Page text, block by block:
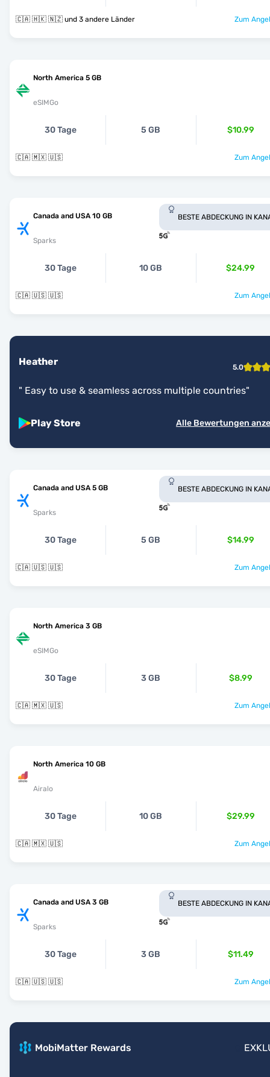
🇨🇦 🇭🇰 🇳🇿 und 3 andere Länder Zum
North America 5 GB
eSIMGo
30 Tage 5 GB $10.99
🇨🇦 🇲🇽 🇺🇸 Zum
Canada and USA 10 GB
Sparks
BESTE ABDECKUNG IN
30 Tage 10 GB $24.99
🇨🇦 🇺🇸 🇺🇸 Zum
Heather 5.0
" Easy to use & seamless across multiple countries"
Play Store Alle Bewertungen
Canada and USA 5 GB
Sparks
BESTE ABDECKUNG IN
30 Tage 5 GB $14.99
🇨🇦 🇺🇸 🇺🇸 Zum
North America 3 GB
eSIMGo
30 Tage 3 GB $8.99
🇨🇦 🇲🇽 🇺🇸 Zum
North America 10 GB
Airalo
30 Tage 10 GB $29.99
🇨🇦 🇲🇽 🇺🇸 Zum
Canada and USA 3 GB
Sparks
BESTE ABDECKUNG IN
30 Tage 3 GB $11.49
🇨🇦 🇺🇸 🇺🇸 Zum
MobiMatter Rewards